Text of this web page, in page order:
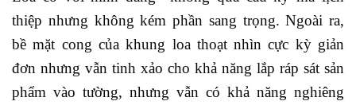
thiệp nhưng không kém phần sang trọng. Ngoài ra,
bề mặt cong của khung loa thoạt nhìn cực kỳ giản
đơn nhưng vẫn tinh xảo cho khả năng lắp ráp sát sản
phẩm vào tường, nhưng vẫn có khả năng nghiêng